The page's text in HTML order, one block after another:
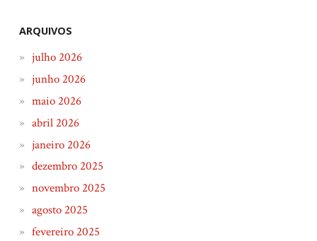
ARQUIVOS
julho 2026
junho 2026
maio 2026
abril 2026
janeiro 2026
dezembro 2025
novembro 2025
agosto 2025
fevereiro 2025